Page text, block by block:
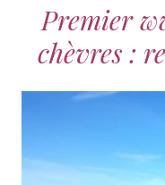
Premier
chèvres :